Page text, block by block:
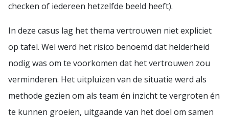
checken of iedereen hetzelfde beeld heeft).
In deze casus lag het thema vertrouwen niet expliciet
op tafel. Wel werd het risico benoemd dat helderheid
nodig was om te voorkomen dat het vertrouwen zou
verminderen. Het uitpluizen van de situatie werd als
methode gezien om als team én inzicht te vergroten én
te kunnen groeien, uitgaande van het doel om samen